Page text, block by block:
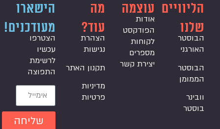
הליוויים
שלנו
הבוסטר
האורגני
הבוסטר
הממומן
וובינר
בוסטר
עוצמה
אודות
הפודקסט
לקוחות
מספרים
יצירת קשר
מה
עוד?
הצהרת
נגישות
תקנון האתר
מדיניות
פרטיות
הישארו
מעודכנים!
הצטרפו
עכשיו
לרשימת
התפוצה
שליחה